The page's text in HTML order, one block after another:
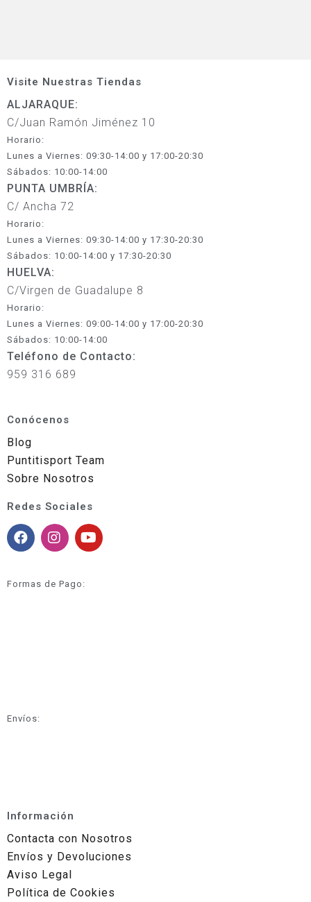
Visite Nuestras Tiendas
ALJARAQUE:
C/Juan Ramón Jiménez 10
Horario:
Lunes a Viernes: 09:30-14:00 y 17:00-20:30
Sábados: 10:00-14:00
PUNTA UMBRÍA:
C/ Ancha 72
Horario:
Lunes a Viernes: 09:30-14:00 y 17:30-20:30
Sábados: 10:00-14:00 y 17:30-20:30
HUELVA:
C/Virgen de Guadalupe 8
Horario:
Lunes a Viernes: 09:00-14:00 y 17:00-20:30
Sábados: 10:00-14:00
Teléfono de Contacto:
959 316 689
Conócenos
Blog
Puntitisport Team
Sobre Nosotros
Redes Sociales
Formas de Pago:
Envíos:
Información
Contacta con Nosotros
Envíos y Devoluciones
Aviso Legal
Política de Cookies